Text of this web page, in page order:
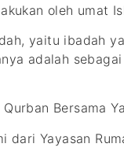
oleh umat
yaitu ibadah
adalah
Bersama
dari Yayasan